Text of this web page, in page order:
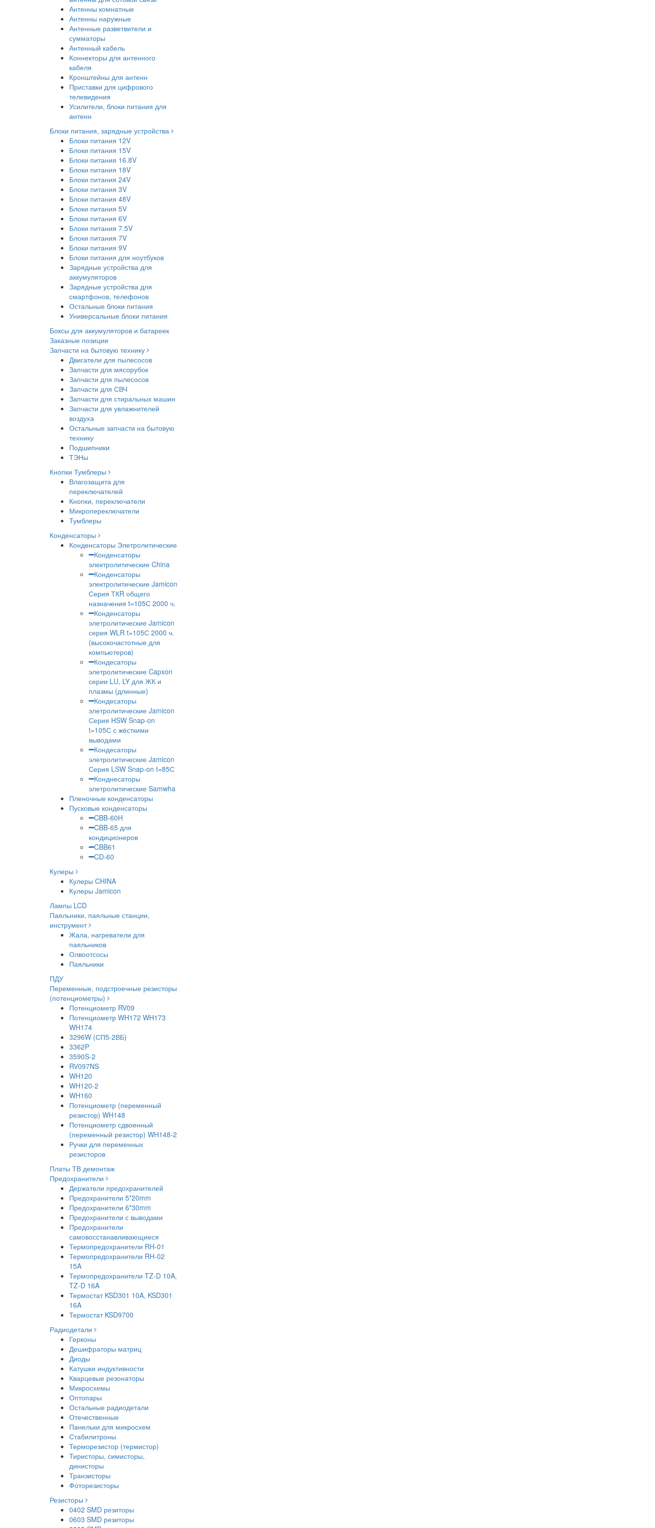
Антенны комнатные
Антенны наружные
Антенные разветвители и
сумматоры
Антенный кабель
Коннекторы для антенного
кабеля
Кронштейны для антенн
Приставки для цифрового
телевидения
Усилители, блоки питания для
антенн
Блоки питания, зарядные устройства
Блоки питания 12V
Блоки питания 15V
Блоки питания 16.8V
Блоки питания 18V
Блоки питания 24V
Блоки питания 3V
Блоки питания 48V
Блоки питания 5V
Блоки питания 6V
Блоки питания 7.5V
Блоки питания 7V
Блоки питания 9V
Блоки питания для ноутбуков
Зарядные устройства для
аккумуляторов
Зарядные устройства для
смартфонов, телефонов
Остальные блоки питания
Универсальные блоки питания
Боксы для аккумуляторов и батареек
Заказные позиции
Запчасти на бытовую технику
Двигатели для пылесосов
Запчасти для мясорубок
Запчасти для пылесосов
Запчасти для СВЧ
Запчасти для стиральных машин
Запчасти для увлажнителей
воздуха
Остальные запчасти на бытовую
технику
Подшипники
ТЭНы
Кнопки Тумблеры
Влагозащита для
переключателей
Кнопки, переключатели
Микропереключатели
Тумблеры
Конденсаторы
Конденсаторы Элетролитические
Конденсаторы
электролитические China
Конденсаторы
электролитические Jamicon
Серия ТКR общего
назначения t=105С 2000 ч.
Конденсаторы
элетролитические Jamicon
серия WLR t=105С 2000 ч.
(высокочастотные для
компьютеров)
Кондесаторы
элетролитические Capxon
серии LU, LY для ЖК и
плазмы (длинные)
Кондесаторы
элетролитические Jamicon
Серия HSW Snap-on
t=105С с жёсткими
выводами
Кондесаторы
элетролитические Jamicon
Серия LSW Snap-on t=85С
Конднесаторы
элетролитические Samwha
Пленочные конденсаторы
Пусковые конденсаторы
CBB-60H
CBB-65 для
кондиционеров
CBB61
CD-60
Кулеры
Кулеры CHINA
Кулеры Jamicon
Лампы LCD
Паяльники, паяльные станции,
инструмент
Жала, нагреватели для
паяльников
Олвоотсосы
Паяльники
ПДУ
Переменные, подстроечные резисторы
(потенциометры)
Потенциометр RV09
Потенциометр WH172 WH173
WH174
3296W (СП5-2ВБ)
3362P
3590S-2
RV097NS
WH120
WH120-2
WH160
Потенциометр (переменный
резистор) WH148
Потенциометр сдвоенный
(переменный резистор) WH148-2
Ручки для переменных
резисторов
Платы ТВ демонтаж
Предохранители
Держатели предохранителей
Предохранители 5*20mm
Предохранители 6*30mm
Предохранители с выводами
Предохранители
самовосстанавливающиеся
Термопредохранители RH-01
Термопредохранители RH-02
15A
Термопредохранители TZ-D 10A,
TZ-D 16A
Термостат KSD301 10A, KSD301
16A
Термостат KSD9700
Радиодетали
Герконы
Дешифраторы матриц
Диоды
Катушки индуктивности
Кварцевые резонаторы
Микросхемы
Оптопары
Остальные радиодетали
Отечественные
Панельки для микросхем
Стабилитроны
Терморезистор (термистор)
Тиристоры, симисторы,
динисторы
Транзисторы
Фоторезисторы
Резисторы
0402 SMD резиторы
0603 SMD резиторы